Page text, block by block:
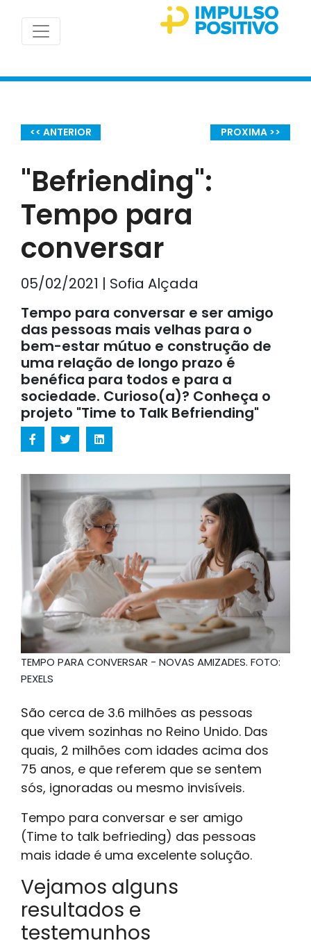
<< ANTERIOR PROXIMA >>
"Befriending":
Tempo para
conversar
05/02/2021 | Sofia Alçada
Tempo para conversar e ser amigo
das pessoas mais velhas para o
bem-estar mútuo e construção de
uma relação de longo prazo é
benéfica para todos e para a
sociedade. Curioso(a)? Conheça o
projeto "Time to Talk Befriending"
TEMPO PARA CONVERSAR - NOVAS AMIZADES. FOTO:
PEXELS
São cerca de 3.6 milhões as pessoas
que vivem sozinhas no Reino Unido. Das
quais, 2 milhões com idades acima dos
75 anos, e que referem que se sentem
sós, ignoradas ou mesmo invisíveis.
Tempo para conversar e ser amigo
(Time to talk befrieding) das pessoas
mais idade é uma excelente solução.
Vejamos alguns
resultados e
testemunhos